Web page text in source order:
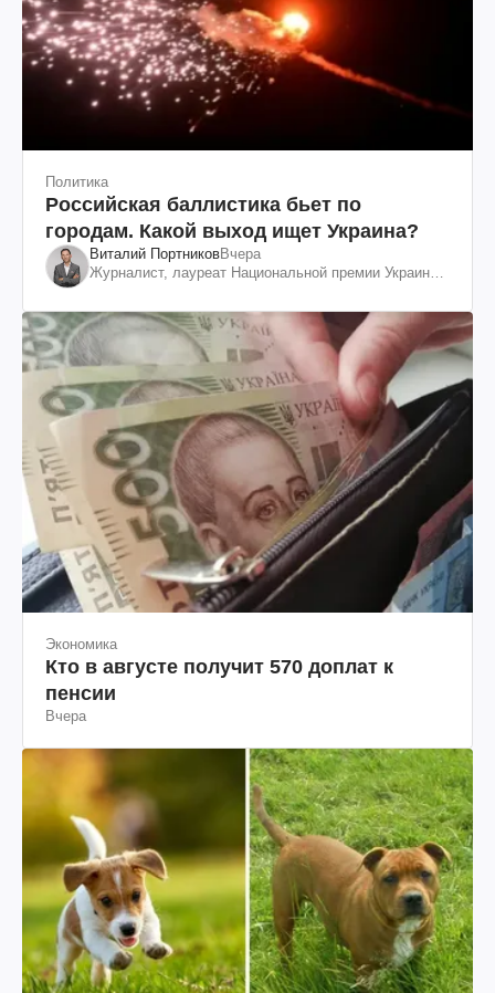
Политика
Российская баллистика бьет по
городам. Какой выход ищет Украина?
Виталий ПортниковВчера
Журналист, лауреат Национальной премии Украины
Экономика
Кто в августе получит 570 доплат к
пенсии
Вчера